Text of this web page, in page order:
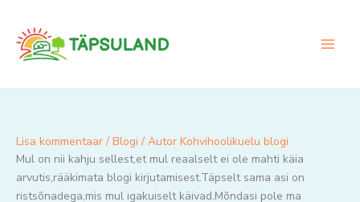
content
Lisa kommentaar / Blogi / Autor Kohvihoolikuelu blogi
Mul on nii kahju sellest,et mul reaalselt ei ole mahti käia
arvutis,rääkimata blogi kirjutamisest.Täpselt sama asi on
ristsõnadega,mis mul igakuiselt käivad.Mõndasi pole ma